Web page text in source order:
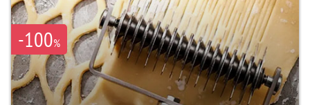
-100%